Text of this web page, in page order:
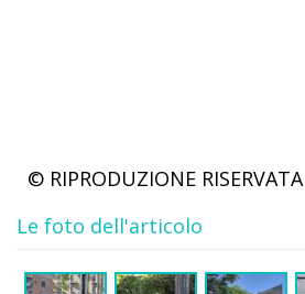
© RIPRODUZIONE RISERVATA
Le foto dell'articolo